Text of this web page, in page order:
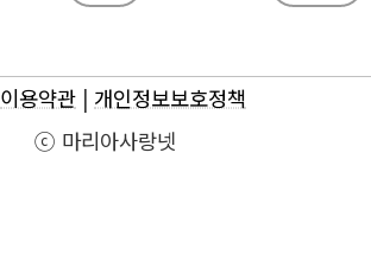
이용약관 | 개인정보보호정책
ⓒ 마리아사랑넷